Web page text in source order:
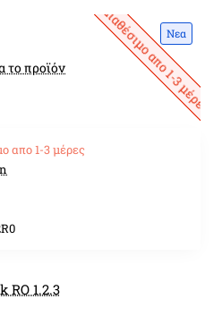
Νεα
Διαθέσιμο απο 1-3 μέρες
το προϊόν
απο 1-3 μέρες